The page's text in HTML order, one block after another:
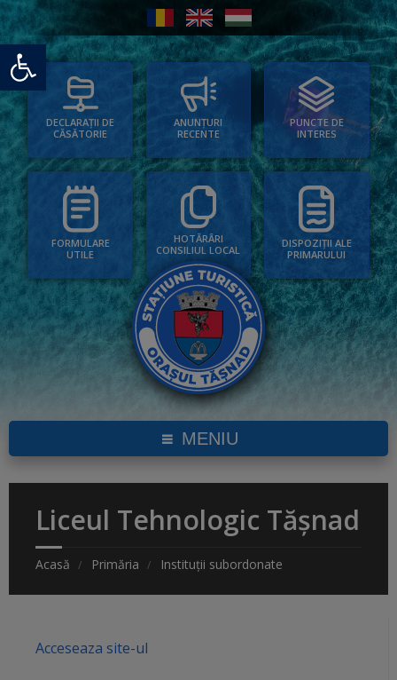
Deschide bara de unelte
DECLARAȚII DE
CĂSĂTORIE
ANUNȚURI
RECENTE
PUNCTE DE
INTERES
FORMULARE
UTILE
HOTĂRÂRI
CONSILIUL LOCAL
DISPOZIȚII ALE
PRIMARULUI
MENIU
Liceul Tehnologic Tășnad
Acasă Primăria Instituții subordonate
Acceseaza site-ul